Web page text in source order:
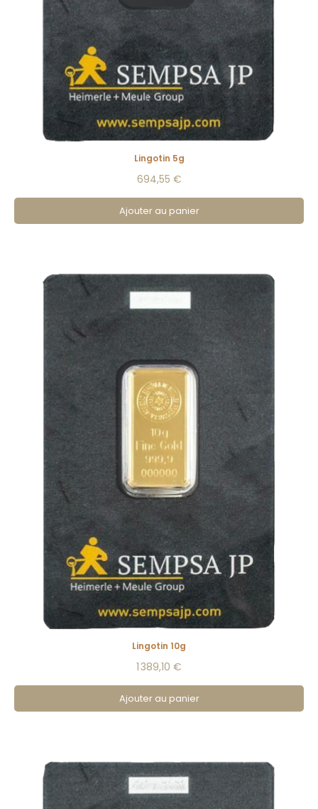
Lingotin 5g
694,55 €
Ajouter au panier
Lingotin 10g
1 389,10 €
Ajouter au panier